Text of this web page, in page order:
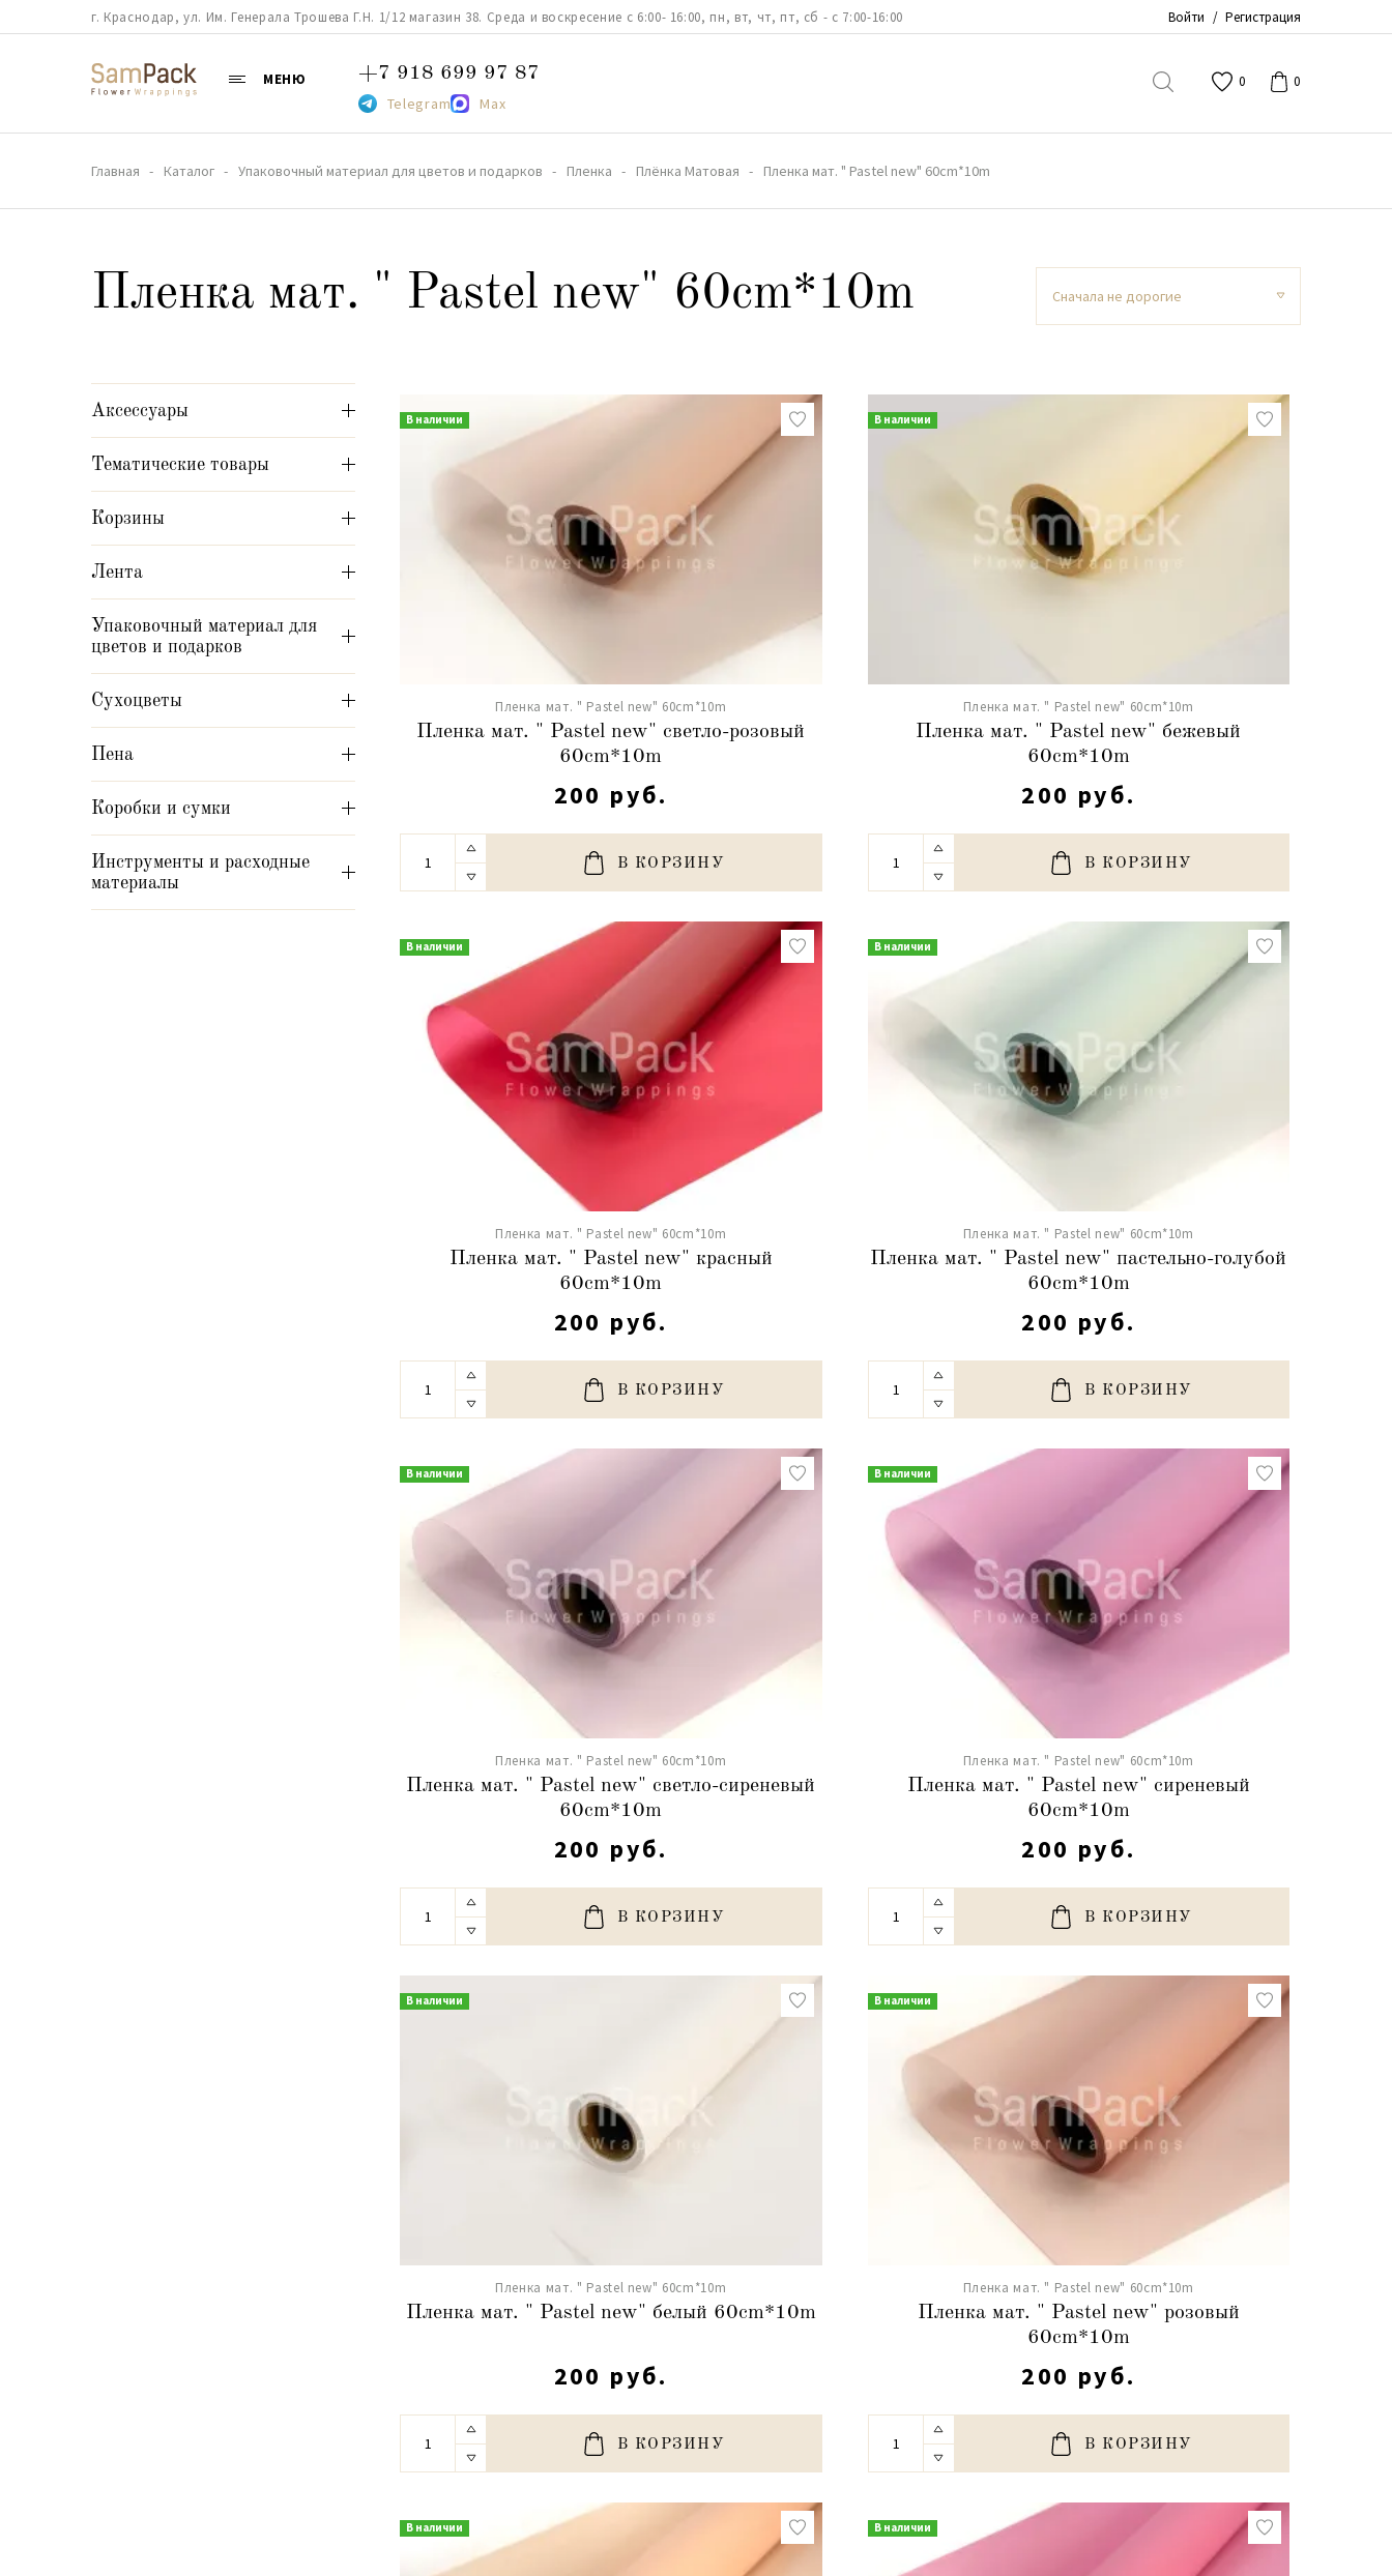
г. Краснодар, ул. Им. Генерала Трошева Г.Н. 1/12 магазин 38. Среда и воскресение с 6:00- 16:00, пн, вт, чт, пт, сб - с 7:00-16:00 Войти / Регистрация
МЕНЮ +7 918 699 97 87
Telegram Max
0 0
Главная Каталог Упаковочный материал для цветов и подарков Пленка Плёнка Матовая Пленка мат. " Pastel new" 60cm*10m
Пленка мат. " Pastel new" 60cm*10m Сначала не дорогие
Аксессуары
Тематические товары
Корзины
Лента
Упаковочный материал для
цветов и подарков
Сухоцветы
Пена
Коробки и сумки
Инструменты и расходные
материалы
В наличии
Пленка мат. " Pastel new" 60cm*10m
Пленка мат. " Pastel new" светло-розовый
60cm*10m
200 руб.
В КОРЗИНУ
В наличии
Пленка мат. " Pastel new" 60cm*10m
Пленка мат. " Pastel new" бежевый
60cm*10m
200 руб.
В КОРЗИНУ
В наличии
Пленка мат. " Pastel new" 60cm*10m
Пленка мат. " Pastel new" красный
60cm*10m
200 руб.
В КОРЗИНУ
В наличии
Пленка мат. " Pastel new" 60cm*10m
Пленка мат. " Pastel new" пастельно-голубой
60cm*10m
200 руб.
В КОРЗИНУ
В наличии
Пленка мат. " Pastel new" 60cm*10m
Пленка мат. " Pastel new" светло-сиреневый
60cm*10m
200 руб.
В КОРЗИНУ
В наличии
Пленка мат. " Pastel new" 60cm*10m
Пленка мат. " Pastel new" сиреневый
60cm*10m
200 руб.
В КОРЗИНУ
В наличии
Пленка мат. " Pastel new" 60cm*10m
Пленка мат. " Pastel new" белый 60cm*10m
200 руб.
В КОРЗИНУ
В наличии
Пленка мат. " Pastel new" 60cm*10m
Пленка мат. " Pastel new" розовый
60cm*10m
200 руб.
В КОРЗИНУ
В наличии В наличии